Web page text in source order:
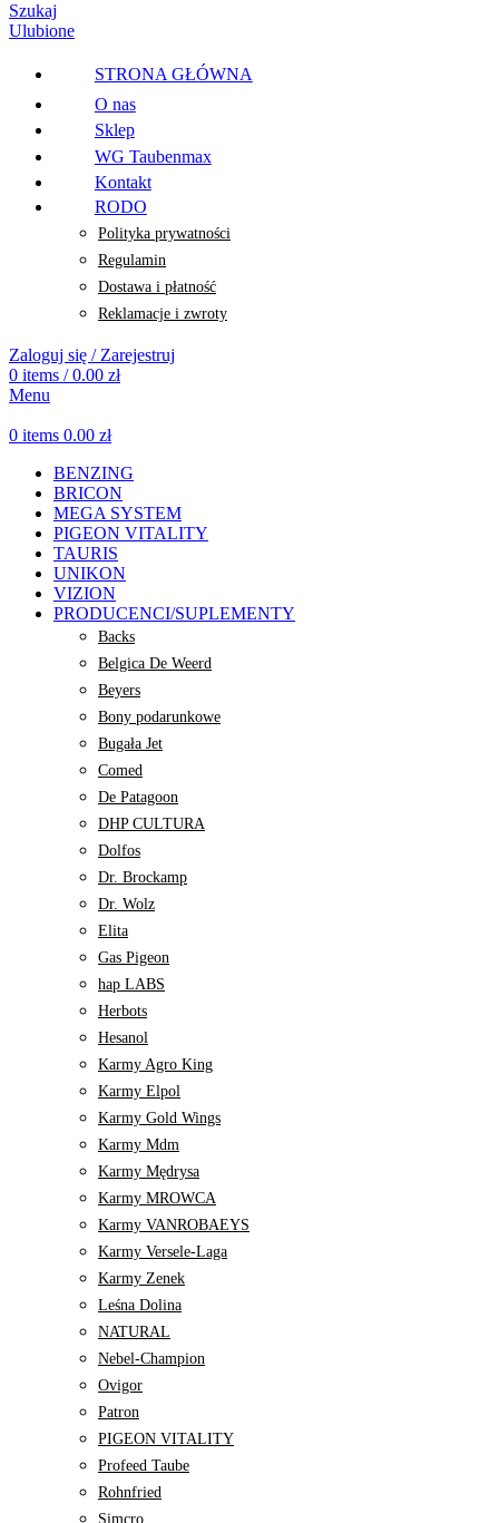
Szukaj
Ulubione
STRONA GŁÓWNA
O nas
Sklep
WG Taubenmax
Kontakt
RODO
Polityka prywatności
Regulamin
Dostawa i płatność
Reklamacje i zwroty
Zaloguj się / Zarejestruj
0 items / 0.00 zł
Menu
0 items 0.00 zł
BENZING
BRICON
MEGA SYSTEM
PIGEON VITALITY
TAURIS
UNIKON
VIZION
PRODUCENCI/SUPLEMENTY
Backs
Belgica De Weerd
Beyers
Bony podarunkowe
Bugała Jet
Comed
De Patagoon
DHP CULTURA
Dolfos
Dr. Brockamp
Dr. Wolz
Elita
Gas Pigeon
hap LABS
Herbots
Hesanol
Karmy Agro King
Karmy Elpol
Karmy Gold Wings
Karmy Mdm
Karmy Mędrysa
Karmy MROWCA
Karmy VANROBAEYS
Karmy Versele-Laga
Karmy Zenek
Leśna Dolina
NATURAL
Nebel-Champion
Ovigor
Patron
PIGEON VITALITY
Profeed Taube
Rohnfried
Simcro